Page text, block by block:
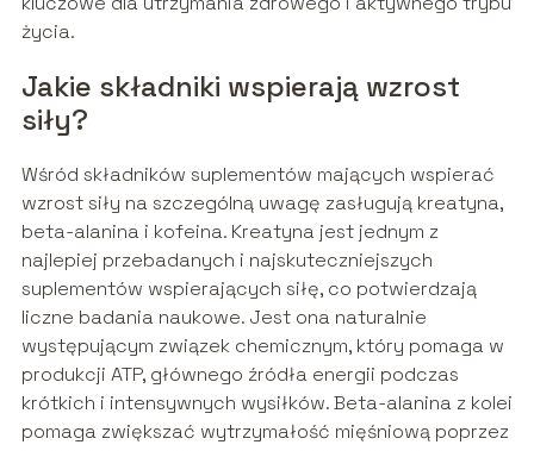
życia.
Jakie składniki wspierają wzrost
siły?
Wśród składników suplementów mających wspierać
wzrost siły na szczególną uwagę zasługują kreatyna,
beta-alanina i kofeina. Kreatyna jest jednym z
najlepiej przebadanych i najskuteczniejszych
suplementów wspierających siłę, co potwierdzają
liczne badania naukowe. Jest ona naturalnie
występującym związek chemicznym, który pomaga w
produkcji ATP, głównego źródła energii podczas
krótkich i intensywnych wysiłków. Beta-alanina z kolei
pomaga zwiększać wytrzymałość mięśniową poprzez